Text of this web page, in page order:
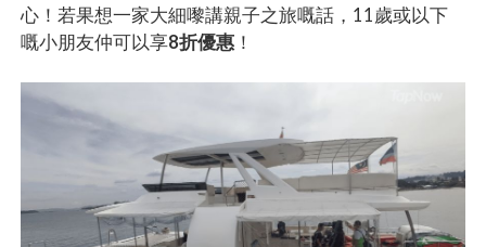
心！若果想一家大細嚟講親子之旅嘅話，11歲或以下
嘅小朋友仲可以享8折優惠 ！